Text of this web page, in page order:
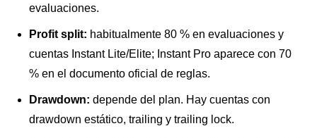
evaluaciones.
Profit split: habitualmente 80 % en evaluaciones y
cuentas Instant Lite/Elite; Instant Pro aparece con 70
% en el documento oficial de reglas.
Drawdown: depende del plan. Hay cuentas con
drawdown estático, trailing y trailing lock.